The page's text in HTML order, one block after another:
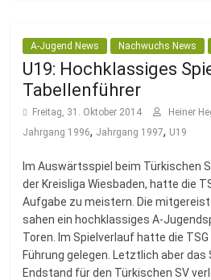
A-Jugend News Nachwuchs News
U19: Hochklassiges
Tabellenführer
Freitag, 31. Oktober 2014 Heiner
Jahrgang 1996, Jahrgang 1997, U19
Im Auswärtsspiel beim Türkischen
der Kreisliga Wiesbaden, hatte die
Aufgabe zu meistern. Die
sahen ein hochklassiges A-
Toren. Im Spielverlauf hatte die
Führung gelegen. Letztlich aber das
Endstand für den Türkischen SV